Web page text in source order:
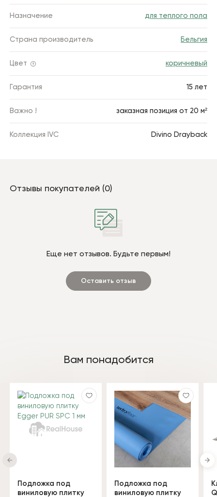
Назначение для теплого пола
Страна производитель Бельгия
Цвет коричневый
Гарантия 15 лет
Важно ! заказная позиция от 20 м²
Коллекция IVC Divino Drayback
Отзывы покупателей (0)
Еще нет отзывов. Будьте первым!
Оставить отзыв
Вам понадобится
Подложка под
виниловую плитку
Подложка под
виниловую плитку